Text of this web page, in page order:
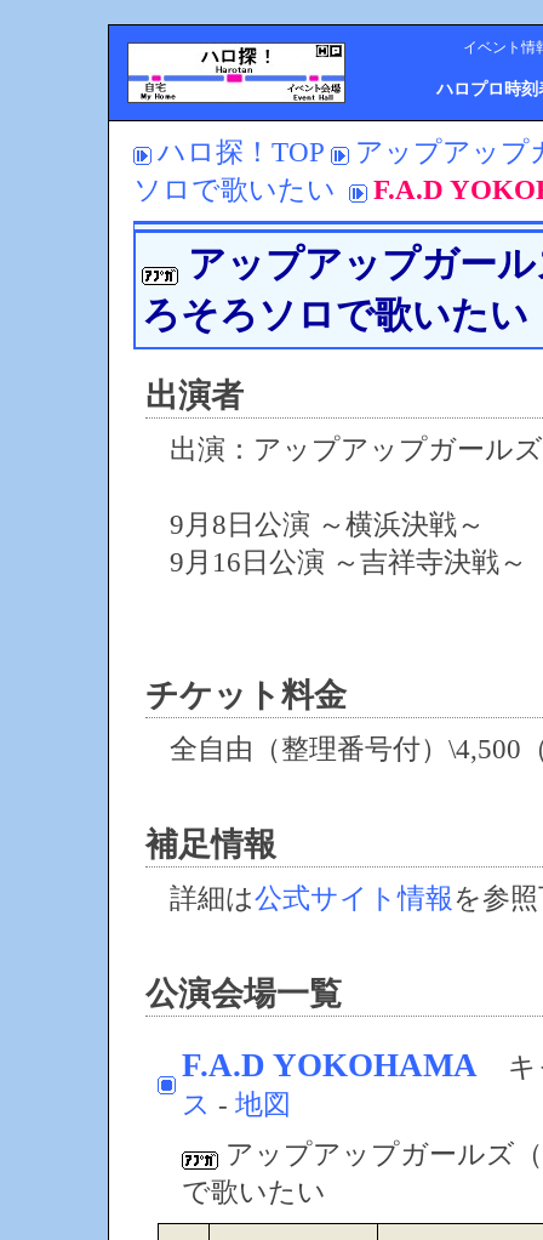
イベント情
ハロプロ時刻
ハロ探！TOP
アップアップ
ソロで歌いたい
F.A.D
アップアップガー
ろそろソロで歌いたい
出演者
出演：アップアップガール
9月8日公演 ～横浜決戦～
9月16日公演 ～吉祥寺決戦～
チケット料金
全自由（整理番号付）\4,500
補足情報
詳細は公式サイト情報を参
公演会場一覧
F.A.D YOKOHAMA
ス - 地図
アップアップガールズ
で歌いたい